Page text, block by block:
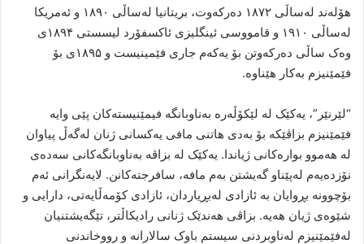
هۆلەند لەساڵی ۱۸۷۲ دەرکەوت، بریتانیا لەساڵی ۱۸۹۰ و ئەمریکا
لەساڵی ۱۹۱۰ و قامووسی ئینگلیزی ئاکسفۆرد لیسستی ۱۸۹۴ی
وەک ساڵی دەرکەوتن بۆ یەکەم جاری فێمینیست و ۱۸۹۵ی بۆ
فێمێنیزم بەکار هێناوە.
“لێرنێر”، یەکێک لە لێکۆڵەرە بەناوبانگە فیمێنیستەکان پێی وایە
فێمێنیزم بزاڤێکە بۆ بەدی هاتنی مافی یەکسانی ژنان لەگەڵ پیاوان
لە هەموو بوارەکانی ژیاندا. یەکێک لە بزاڤە بەناوبانگەکانی سەدەی
نۆزدەیەم لەپێناو گەیشتن بەم مافە، سافرجتەکانن. لایەنگرانی ئەم
بۆچوونە بڕوایان بە ئازادی لەبڕیاردان، ئازادی کۆمەڵایەتی، دارایی و
شێوەی ژیان هەیە. بزاڤی هەندێک ژنانی رادیکاڵتر، تێگەیشتنیان
لەفێمێنیزم لەناوبردنی سیستم باوک سالارانە و رووخاندنی